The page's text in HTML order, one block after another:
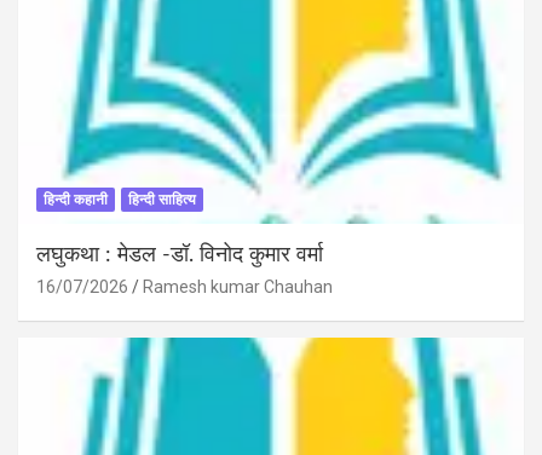
हिन्दी कहानी हिन्दी साहित्य
लघुकथा : मेडल -डॉ. विनोद कुमार वर्मा
16/07/2026 Ramesh kumar Chauhan